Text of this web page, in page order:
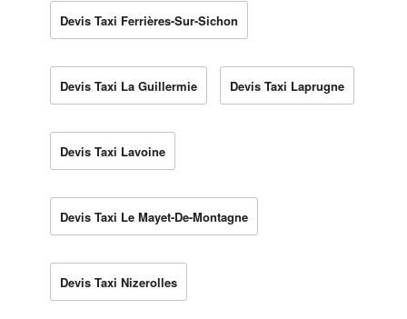
Devis Taxi Ferrières-Sur-Sichon
Devis Taxi La Guillermie Devis Taxi Laprugne
Devis Taxi Lavoine
Devis Taxi Le Mayet-De-Montagne
Devis Taxi Nizerolles